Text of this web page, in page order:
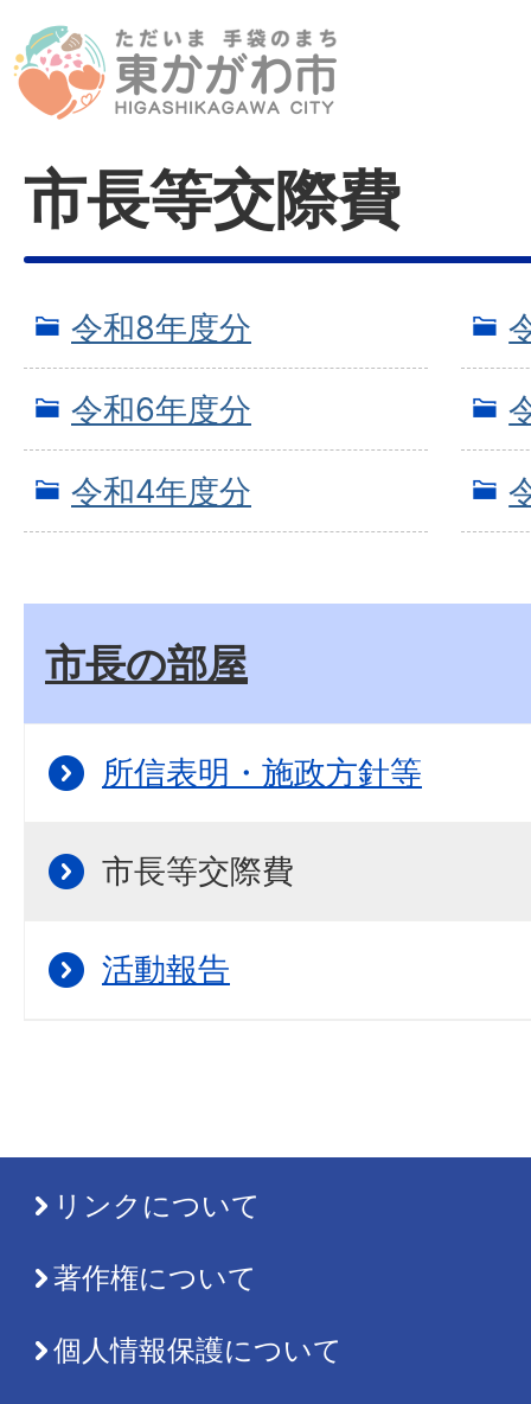
市長等交際費
令和8年度分
令和6年度分
令和4年度分
市長の部屋
所信表明・施政方針等
市長等交際費
活動報告
リンクについて
著作権について
個人情報保護について